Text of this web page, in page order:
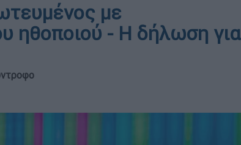
με
ηθοποιού - Η δήλωση για